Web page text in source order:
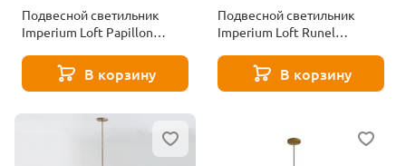
Подвесной светильник
Imperium Loft Papillon
В корзину
Подвесной светильник
Imperium Loft Runel
В корзину